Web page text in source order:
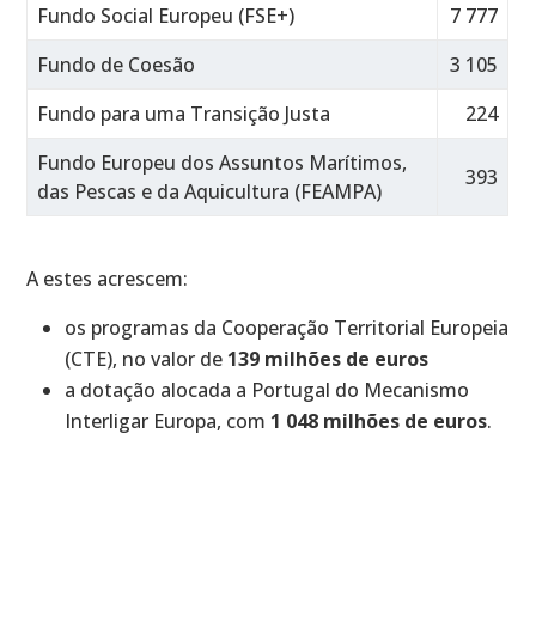
Fundo Social Europeu (FSE+)
7 777
Fundo de Coesão
3 105
Fundo para uma Transição Justa
224
Fundo Europeu dos Assuntos Marítimos,
das Pescas e da Aquicultura (FEAMPA)
393
A estes acrescem:
os programas da Cooperação Territorial Europeia
(CTE), no valor de 139 milhões de euros
a dotação alocada a Portugal do Mecanismo
Interligar Europa, com 1 048 milhões de euros.